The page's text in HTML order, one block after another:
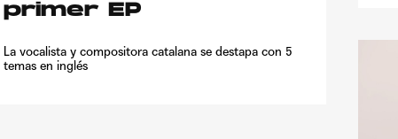
primer EP
La vocalista y compositora catalana se destapa con 5
temas en inglés